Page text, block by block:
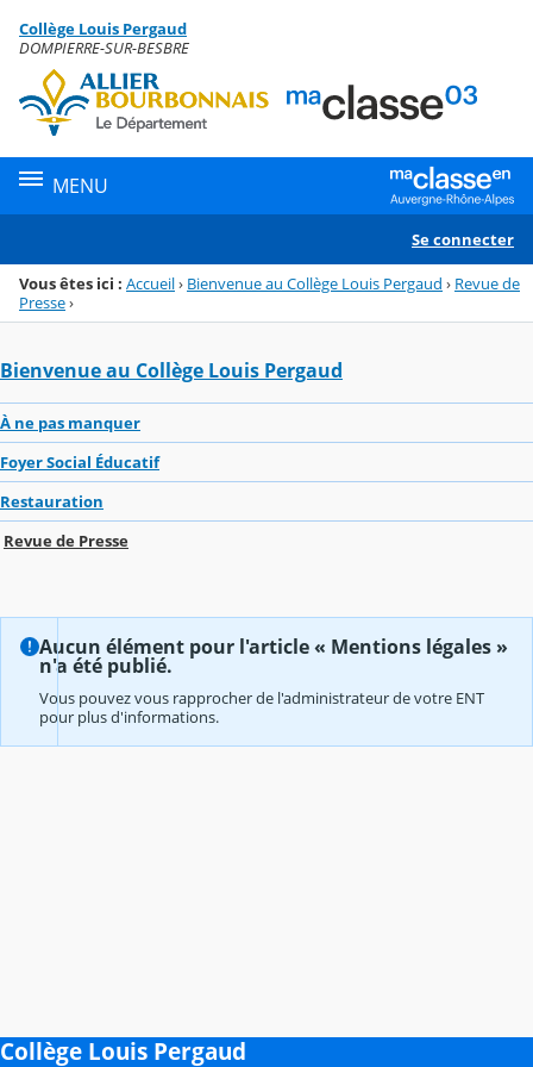
Menu de la rubrique
Contenu
Collège Louis Pergaud
DOMPIERRE-SUR-BESBRE
MENU
Se connecter
Vous êtes ici : Accueil› Bienvenue au Collège Louis Pergaud › Revue de
Presse›
Bienvenue au Collège Louis Pergaud
À ne pas manquer
Foyer Social Éducatif
Restauration
Revue de Presse
Aucun élément pour l'article « Mentions légales »
n'a été publié.
Vous pouvez vous rapprocher de l'administrateur de votre ENT
pour plus d'informations.
Collège Louis Pergaud